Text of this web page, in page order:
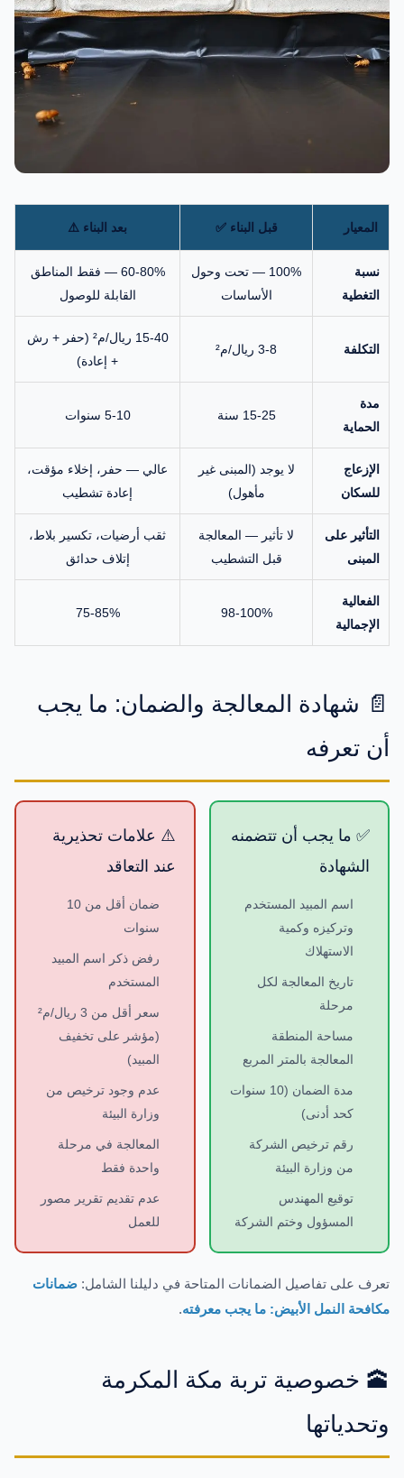
المعيار قبل البناء ✅ بعد البناء ⚠️
نسبة
التغطية
100% — تحت وحول
الأساسات
60-80% — فقط المناطق
القابلة للوصول
التكلفة 3-8 ريال/م²
15-40 ريال/م² (حفر + رش
+ إعادة)
مدة
الحماية
15-25 سنة 5-10 سنوات
الإزعاج
للسكان
لا يوجد (المبنى غير
مأهول)
عالي — حفر، إخلاء مؤقت،
إعادة تشطيب
التأثير على
المبنى
لا تأثير — المعالجة
قبل التشطيب
ثقب أرضيات، تكسير بلاط،
إتلاف حدائق
الفعالية
الإجمالية
98-100%
75-85%
📄 شهادة المعالجة والضمان: ما يجب
أن تعرفه
✅ ما يجب أن تتضمنه
الشهادة
اسم المبيد المستخدم
وتركيزه وكمية
الاستهلاك
تاريخ المعالجة لكل
مرحلة
مساحة المنطقة
المعالجة بالمتر المربع
مدة الضمان (10 سنوات
كحد أدنى)
رقم ترخيص الشركة
من وزارة البيئة
توقيع المهندس
المسؤول وختم الشركة
⚠️ علامات تحذيرية
عند التعاقد
ضمان أقل من 10
سنوات
رفض ذكر اسم المبيد
المستخدم
سعر أقل من 3 ريال/م²
(مؤشر على تخفيف
المبيد)
عدم وجود ترخيص من
وزارة البيئة
المعالجة في مرحلة
واحدة فقط
عدم تقديم تقرير مصور
للعمل
تعرف على تفاصيل الضمانات المتاحة في دليلنا الشامل: ضمانات
مكافحة النمل الأبيض: ما يجب معرفته.
🕋 خصوصية تربة مكة المكرمة
وتحدياتها